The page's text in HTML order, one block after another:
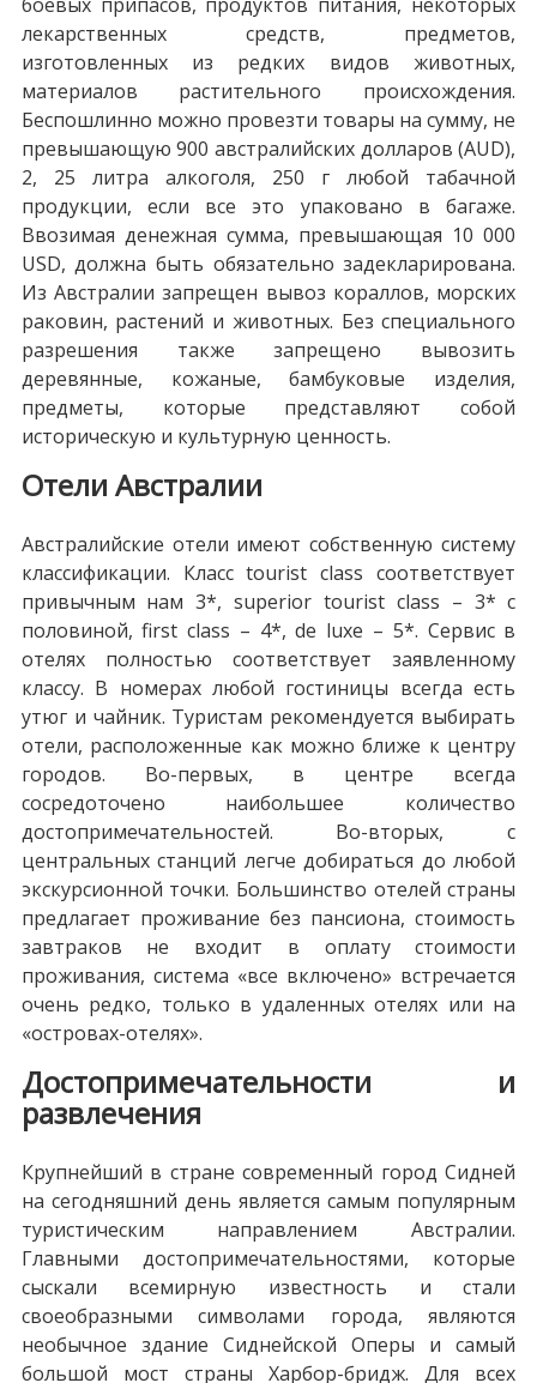
лекарственных средств, предметов,
изготовленных из редких видов животных,
материалов растительного происхождения.
Беспошлинно можно провезти товары на сумму, не
превышающую 900 австралийских долларов (AUD),
2, 25 литра алкоголя, 250 г любой табачной
продукции, если все это упаковано в багаже.
Ввозимая денежная сумма, превышающая 10 000
USD, должна быть обязательно задекларирована.
Из Австралии запрещен вывоз кораллов, морских
раковин, растений и животных. Без специального
разрешения также запрещено вывозить
деревянные, кожаные, бамбуковые изделия,
предметы, которые представляют собой
историческую и культурную ценность.
Отели Австралии
Австралийские отели имеют собственную систему
классификации. Класс tourist class соответствует
привычным нам 3*, superior tourist class – 3* с
половиной, first class – 4*, de luxe – 5*. Сервис в
отелях полностью соответствует заявленному
классу. В номерах любой гостиницы всегда есть
утюг и чайник. Туристам рекомендуется выбирать
отели, расположенные как можно ближе к центру
городов. Во-первых, в центре всегда
сосредоточено наибольшее количество
достопримечательностей. Во-вторых, с
центральных станций легче добираться до любой
экскурсионной точки. Большинство отелей страны
предлагает проживание без пансиона, стоимость
завтраков не входит в оплату стоимости
проживания, система «все включено» встречается
очень редко, только в удаленных отелях или на
«островах-отелях».
Достопримечательности и
развлечения
Крупнейший в стране современный город Сидней
на сегодняшний день является самым популярным
туристическим направлением Австралии.
Главными достопримечательностями, которые
сыскали всемирную известность и стали
своеобразными символами города, являются
необычное здание Сиднейской Оперы и самый
большой мост страны Харбор-бридж. Для всех